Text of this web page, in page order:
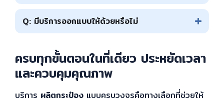
Q: มีบริการออกแบบให้ด้วยหรือไม่
ครบทุกขั้นตอนในที่เดียว ประหยัดเวลา
และควบคุมคุณภาพ
บริการ ผลิตกระป๋อง แบบครบวงจรคือทางเลือกที่ช่วยให้